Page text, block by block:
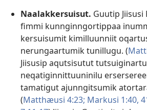
Naalakkersuisut. Guutip
fim­mi kun­ngin­ngor­tip­paa
kersuisumit kimil­luun­niit
nerungaar­tumik tunil­lugu. (
Jiisusip aqutsisutut
neqatigin­nit­tuuninilu
tamatigut ajun­ngitsumik
(Mat­thæusi 4:23; Markusi 1:40,